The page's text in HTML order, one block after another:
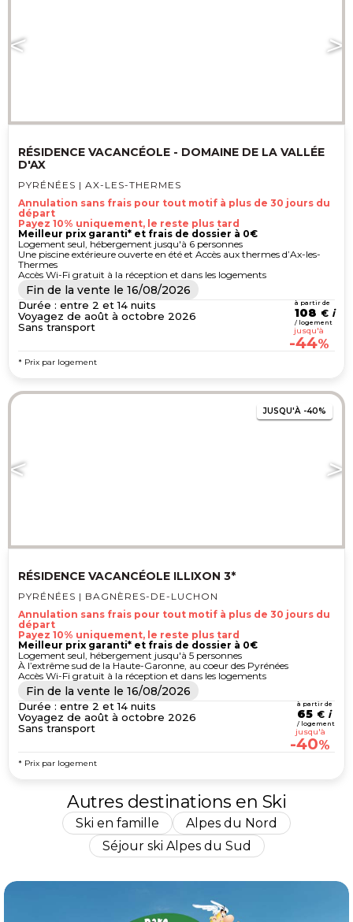
RÉSIDENCE VACANCÉOLE - DOMAINE DE LA VALLÉE
D'AX
PYRÉNÉES | AX-LES-THERMES
Annulation sans frais pour tout motif à plus de 30 jours du
départ
Payez 10% uniquement, le reste plus tard
Meilleur prix garanti* et frais de dossier à 0€
Logement seul, hébergement jusqu'à 6 personnes
Une piscine extérieure ouverte en été et Accès aux thermes d’Ax-les-
Thermes
Accès Wi-Fi gratuit à la réception et dans les logements
Fin de la vente le 16/08/2026
Durée : entre 2 et 14 nuits
Voyagez de août à octobre 2026
Sans transport
à partir de
108 €
/ logement
jusqu'à
-44%
* Prix par logement
JUSQU'À -40%
RÉSIDENCE VACANCÉOLE ILLIXON 3*
PYRÉNÉES | BAGNÈRES-DE-LUCHON
Annulation sans frais pour tout motif à plus de 30 jours du
départ
Payez 10% uniquement, le reste plus tard
Meilleur prix garanti* et frais de dossier à 0€
Logement seul, hébergement jusqu'à 5 personnes
À l’extrême sud de la Haute-Garonne, au coeur des Pyrénées
Accès Wi-Fi gratuit à la réception et dans les logements
Fin de la vente le 16/08/2026
Durée : entre 2 et 14 nuits
Voyagez de août à octobre 2026
Sans transport
à partir de
65 €
/ logement
jusqu'à
-40%
* Prix par logement
Autres destinations en Ski
Ski en famille
Alpes du Nord
Séjour ski Alpes du Sud